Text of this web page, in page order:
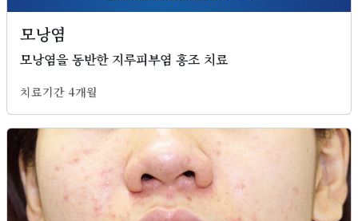
모낭염
모낭염을 동반한 지루피부염 홍조 치료
치료기간 4개월